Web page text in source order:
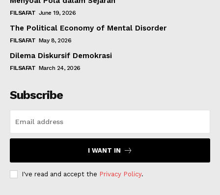
FILSAFAT June 19, 2026
The Political Economy of Mental Disorder
FILSAFAT May 8, 2026
Dilema Diskursif Demokrasi
FILSAFAT March 24, 2026
Subscribe
I WANT IN
I've read and accept the Privacy Policy.